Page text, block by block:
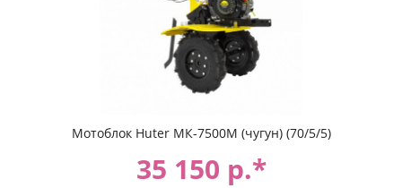
Мотоблок Huter МК-7500М (чугун) (70/5/5)
35 150 р.*